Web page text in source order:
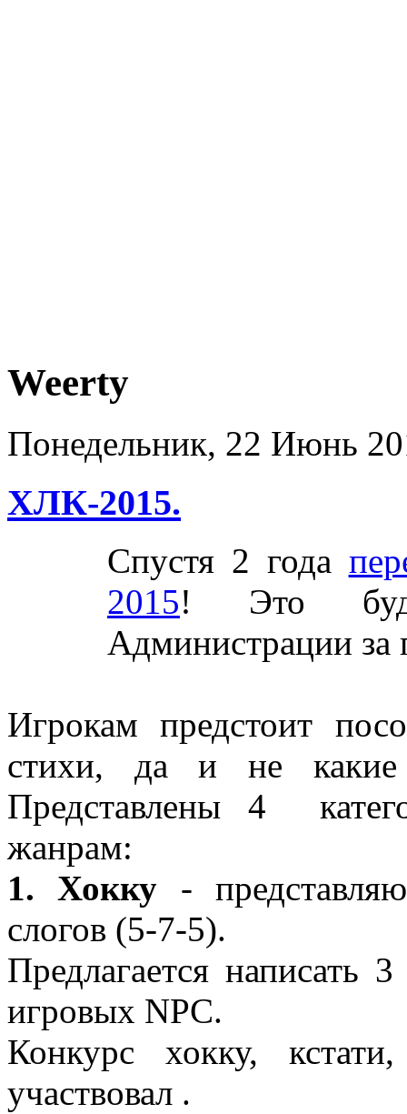
Weerty
Понедельник, 22 Июнь
ХЛК-2015.
Спустя 2 года
2015! Это
Администрации за
Игрокам предстоит
стихи, да и не какие
Представлены 4
жанрам:
1. Хокку -
слогов (5-7-5).
Предлагается написать
игровых NPC.
Конкурс хокку,
участвовал .